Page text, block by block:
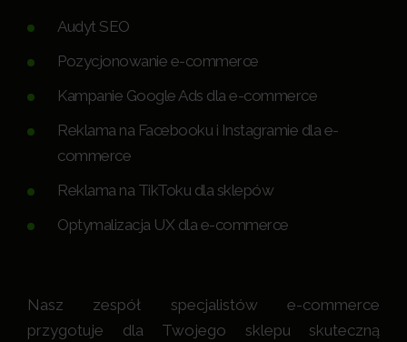
Audyt SEO
Pozycjonowanie e-commerce
Kampanie Google Ads dla e-commerce
Reklama na Facebooku i Instagramie dla e-
commerce
Reklama na TikToku dla sklepów
Optymalizacja UX dla e-commerce
Nasz zespół specjalistów e-commerce
przygotuje dla Twojego sklepu skuteczną